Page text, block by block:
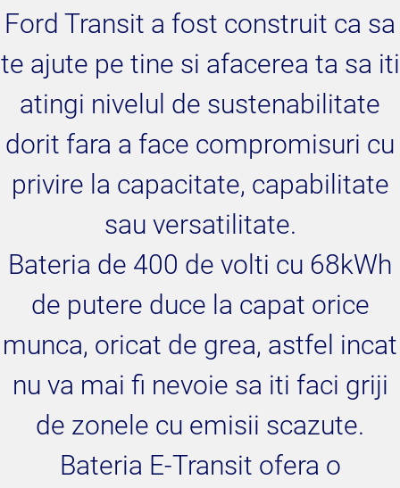
Ford Transit a fost construit ca sa
te ajute pe tine si afacerea ta sa iti
atingi nivelul de sustenabilitate
dorit fara a face compromisuri cu
privire la capacitate, capabilitate
sau versatilitate.
Bateria de 400 de volti cu 68kWh
de putere duce la capat orice
munca, oricat de grea, astfel incat
nu va mai fi nevoie sa iti faci griji
de zonele cu emisii scazute.
Bateria E-Transit ofera o